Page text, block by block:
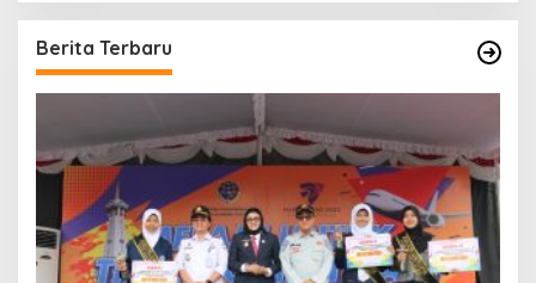
Berita Terbaru